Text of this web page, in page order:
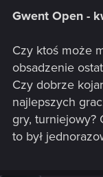
Gwent Open -
Czy ktoś może
obsadzenie
Czy dobrze
najlepszych
gry, turniejowy?
to był